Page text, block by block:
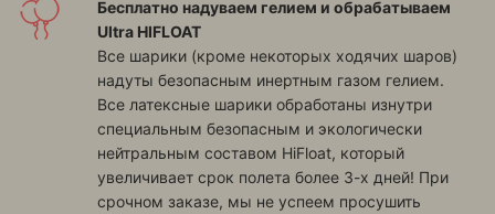
Бесплатно надуваем гелием и обрабатываем
Ultra HIFLOAT
Все шарики (кроме некоторых ходячих шаров)
надуты безопасным инертным газом гелием.
Все латексные шарики обработаны изнутри
специальным безопасным и экологически
нейтральным составом HiFloat, который
увеличивает срок полета более 3-х дней! При
срочном заказе, мы не успеем просушить